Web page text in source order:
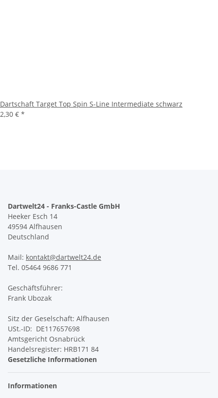
Dartschaft Target Top Spin S-Line Intermediate schwarz
2,30 € *
Dartwelt24 - Franks-Castle GmbH
Heeker Esch 14
49594 Alfhausen
Deutschland
Mail: kontakt@dartwelt24.de
Tel. 05464 9686 771
Geschäftsführer:
Frank Ubozak
Sitz der Geselschaft: Alfhausen
USt.-ID: DE117657698
Amtsgericht Osnabrück
Handelsregister: HRB171 84
Gesetzliche Informationen
Informationen